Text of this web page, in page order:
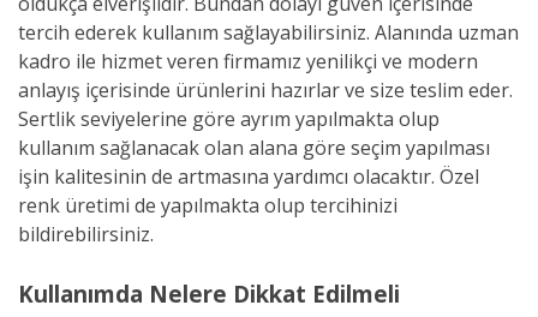
tercih ederek kullanım sağlayabilirsiniz. Alanında uzman
kadro ile hizmet veren firmamız yenilikçi ve modern
anlayış içerisinde ürünlerini hazırlar ve size teslim eder.
Sertlik seviyelerine göre ayrım yapılmakta olup
kullanım sağlanacak olan alana göre seçim yapılması
işin kalitesinin de artmasına yardımcı olacaktır. Özel
renk üretimi de yapılmakta olup tercihinizi
bildirebilirsiniz.
Kullanımda Nelere Dikkat Edilmeli